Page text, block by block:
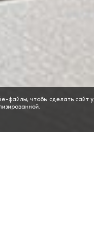
файлы, чтобы сделать сайт